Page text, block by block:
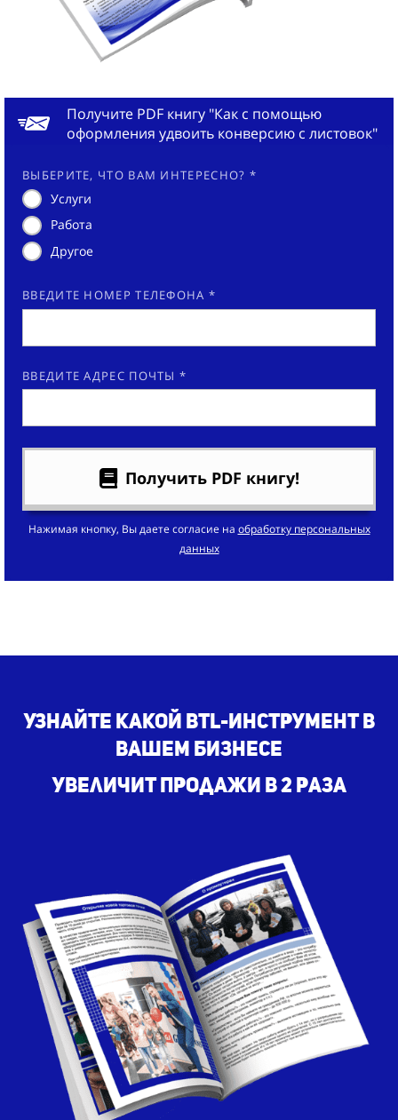
Получите PDF книгу "Как с помощью
оформления удвоить конверсию с листовок"
ВЫБЕРИТЕ, ЧТО ВАМ ИНТЕРЕСНО? *
Услуги
Работа
Другое
ВВЕДИТЕ НОМЕР ТЕЛЕФОНА *
ВВЕДИТЕ АДРЕС ПОЧТЫ *
Получить PDF книгу!
Нажимая кнопку, Вы даете согласие на обработку персональных
данных
Узнайте какой BTL-инструмент в
вашем бизнесе
увеличит продажи в 2 раза